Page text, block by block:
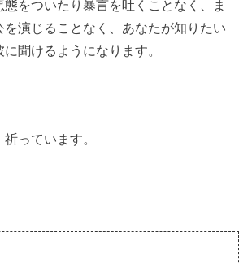
態をついたり暴言を吐くことなく、ま
を演じることなく、あなたが知りたい
聞けるようになります。
っています。